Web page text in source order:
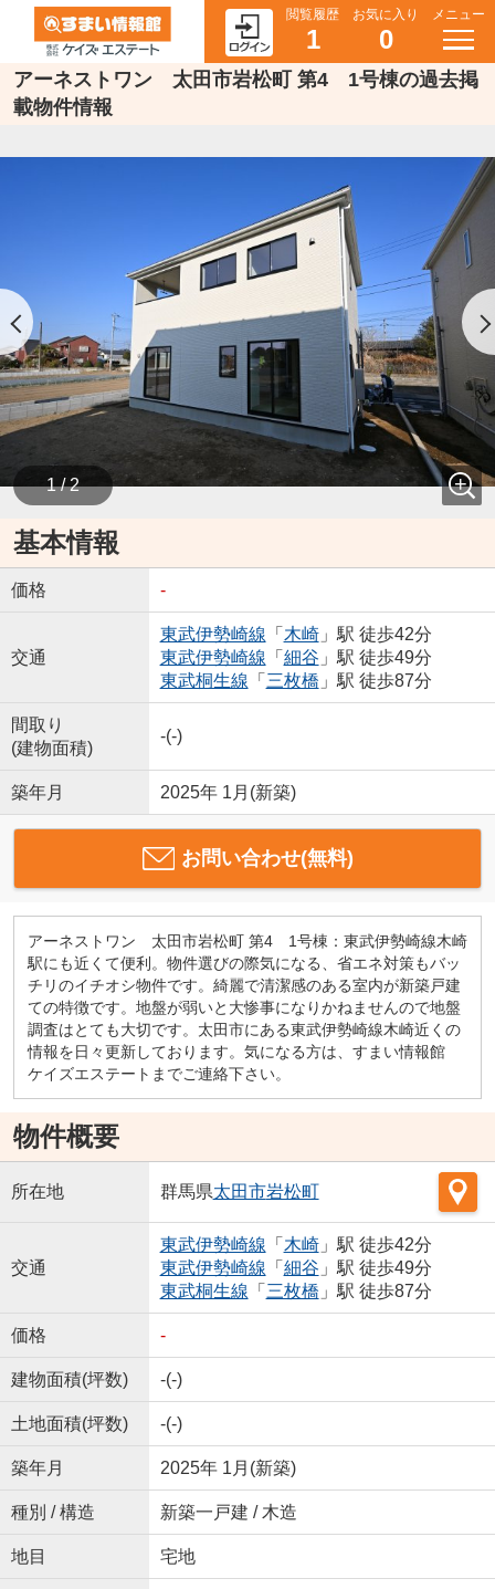
閲覧履歴
1
お気に入り
0
メニュー
アーネストワン 太田市岩松町 第4 1号棟の過去掲
載物件情報
1 / 2
基本情報
価格 -
交通
東武伊勢崎線 「 木崎」駅 徒歩42分
東武伊勢崎線 「 細谷 」駅 徒歩49分
東武桐生線 「 三枚橋 」駅 徒歩87分
間取り
(建物面積)
-(-)
築年月 2025年 1月(新築)
お問い合わせ(無料)
アーネストワン 太田市岩松町 第4 1号棟：東武伊勢崎線木崎
駅にも近くて便利。物件選びの際気になる、省エネ対策もバッ
チリのイチオシ物件です。綺麗で清潔感のある室内が新築戸建
ての特徴です。地盤が弱いと大惨事になりかねませんので地盤
調査はとても大切です。太田市にある東武伊勢崎線木崎近くの
情報を日々更新しております。気になる方は、すまい情報館
ケイズエステートまでご連絡下さい。
物件概要
所在地 群馬県太田市岩松町
交通
東武伊勢崎線 「 木崎」駅 徒歩42分
東武伊勢崎線 「 細谷 」駅 徒歩49分
東武桐生線 「 三枚橋 」駅 徒歩87分
価格 -
建物面積(坪数) -(-)
土地面積(坪数) -(-)
築年月 2025年 1月(新築)
種別 / 構造 新築一戸建 / 木造
地目 宅地